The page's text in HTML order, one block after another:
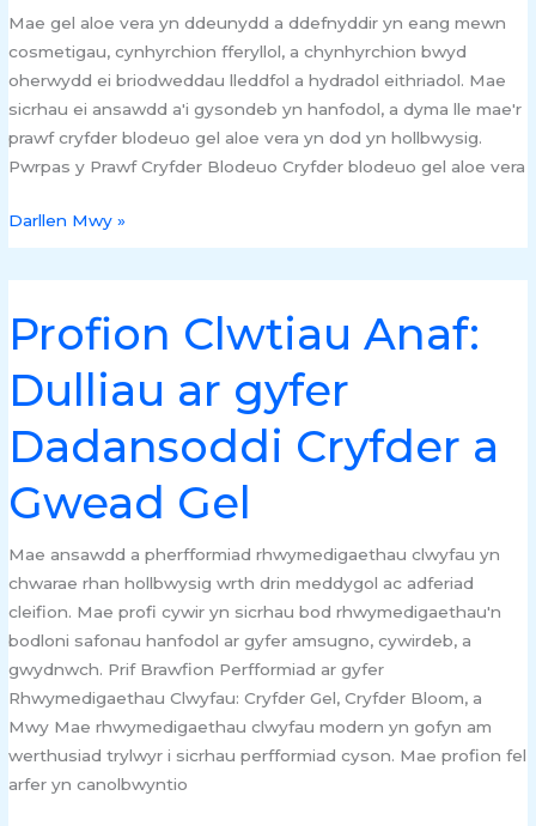
Mae gel aloe vera yn ddeunydd a ddefnyddir yn eang mewn
cosmetigau, cynhyrchion fferyllol, a chynhyrchion bwyd
oherwydd ei briodweddau lleddfol a hydradol eithriadol. Mae
sicrhau ei ansawdd a'i gysondeb yn hanfodol, a dyma lle mae'r
prawf cryfder blodeuo gel aloe vera yn dod yn hollbwysig.
Pwrpas y Prawf Cryfder Blodeuo Cryfder blodeuo gel aloe vera
Vera
Darllen Mwy »
Profion Clwtiau Anaf:
Dulliau ar gyfer
Dadansoddi Cryfder a
Gwead Gel
Mae ansawdd a pherfformiad rhwymedigaethau clwyfau yn
chwarae rhan hollbwysig wrth drin meddygol ac adferiad
cleifion. Mae profi cywir yn sicrhau bod rhwymedigaethau'n
bodloni safonau hanfodol ar gyfer amsugno, cywirdeb, a
gwydnwch. Prif Brawfion Perfformiad ar gyfer
Rhwymedigaethau Clwyfau: Cryfder Gel, Cryfder Bloom, a
Mwy Mae rhwymedigaethau clwyfau modern yn gofyn am
werthusiad trylwyr i sicrhau perfformiad cyson. Mae profion fel
arfer yn canolbwyntio
Profion
Clwtiau
Anaf:
Dulliau
ar
gyfer
Dadansoddi
Cryfder
a
Gwead
Gel